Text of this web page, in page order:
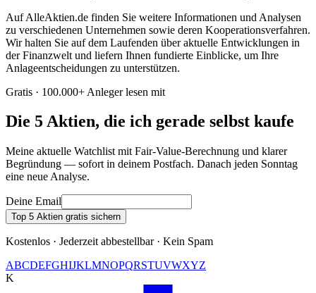
Auf AlleAktien.de finden Sie weitere Informationen und Analysen
zu verschiedenen Unternehmen sowie deren Kooperationsverfahren.
Wir halten Sie auf dem Laufenden über aktuelle Entwicklungen in
der Finanzwelt und liefern Ihnen fundierte Einblicke, um Ihre
Anlageentscheidungen zu unterstützen.
Gratis · 100.000+ Anleger lesen mit
Die 5 Aktien, die ich gerade selbst kaufe
Meine aktuelle Watchlist mit Fair-Value-Berechnung und klarer
Begründung — sofort in deinem Postfach. Danach jeden Sonntag
eine neue Analyse.
Deine Email
Top 5 Aktien gratis sichern
Kostenlos · Jederzeit abbestellbar · Kein Spam
ABCDEFGHIJKLMNOPQRSTUVWXYZ
K